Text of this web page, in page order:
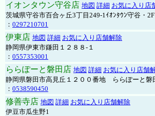
イオンタウン守谷店 地図 詳細 お気に入り店
茨城県守谷市百合ヶ丘3丁目249-1ｲｵﾝﾀｳﾝ守谷・2F
： 0297210701
伊東店 地図 詳細 お気に入り店舗解除
静岡県伊東市鎌田１２８８-１
： 0557353001
ららぽーと磐田店 地図 詳細 お気に入り店舗
静岡県磐田市高見丘１２００番地 ららぽーと
： 0538590450
修善寺店 地図 詳細 お気に入り店舗解除
伊豆市瓜生野1